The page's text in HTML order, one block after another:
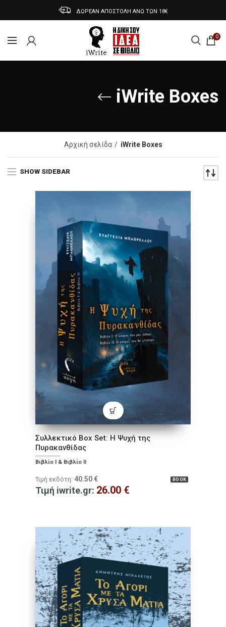
ΔΩΡΕΑΝ ΑΠΟΣΤΟΛΗ ΑΝΩ ΤΩΝ 18€
0
iWrite Boxes
Αρχική σελίδα iWrite Boxes
SHOW SIDEBAR
Συλλεκτικό Box Set: Η Ψυχή της
Πυρακανθίδας
Βιβλίο Ι & Βιβλίο ΙΙ
BOOK
Τιμή εκδότη: 40.50 €
Τιμή iwrite.gr: 26.00 €